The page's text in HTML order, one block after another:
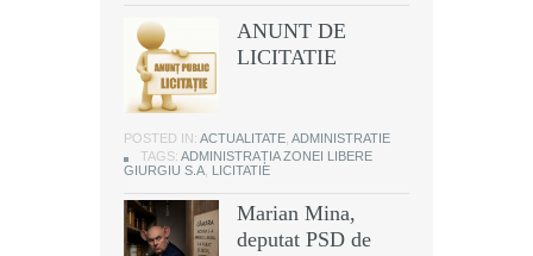
ANUNT DE
LICITATIE
POSTED IN: ACTUALITATE ADMINISTRATIE
TAGS: ADMINISTRAȚIA ZONEI LIBERE
GIURGIU S.A LICITATIE
Marian Mina,
deputat PSD de